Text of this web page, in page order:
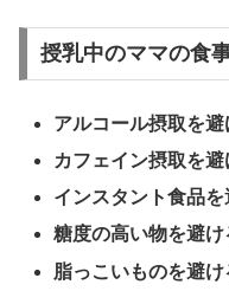
授乳中のママの食
アルコール摂取を避
カフェイン摂取を避
インスタント食品を
糖度の高い物を避け
脂っこいものを避け